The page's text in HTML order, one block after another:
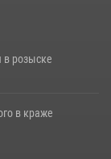
в розыске
в краже